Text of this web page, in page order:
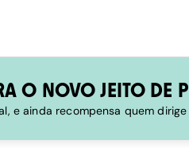
O NOVO JEITO DE
e ainda recompensa quem